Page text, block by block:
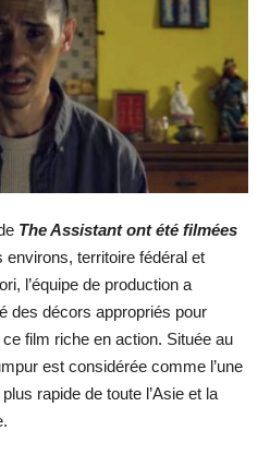
The Assistant ont été filmées
territoire fédéral et
l’équipe de production a
des décors appropriés pour
film riche en action. Située au
est considérée comme l’une
rapide de toute l’Asie et la